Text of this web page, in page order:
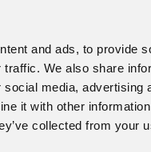
and ads, to provide
We also share
media, advertising
it with other
collected from your
stand-alone delle
implementato sviluppi
per semplificare
apparecchi", ha
AVL.